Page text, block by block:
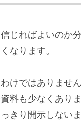
じればよいのか
なります。
けではありませ
料も少なくありま
きり開示しない